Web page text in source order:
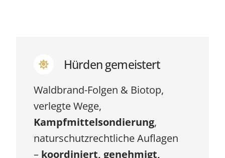
Hürden gemeistert
Waldbrand-Folgen & Biotop,
verlegte Wege,
Kampfmittelsondierung,
naturschutzrechtliche Auflagen
– koordiniert, genehmigt,